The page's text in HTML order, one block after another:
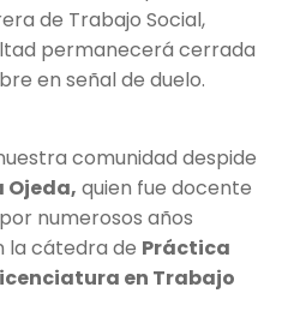
de Trabajo Social,
permanecerá cerrada
en señal de duelo.
comunidad despide
Ojeda, quien fue docente
numerosos años
la cátedra de Práctica
en Trabajo